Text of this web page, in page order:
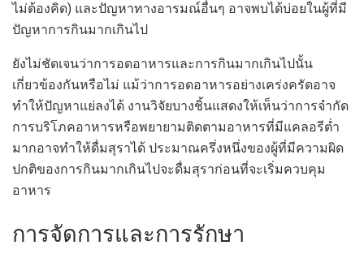
ไม่ต้องคิด) และปัญหาทางอารมณ์อื่นๆ อาจพบได้บ่อยในผู้ที่มี
ปัญหาการกินมากเกินไป
ยังไม่ชัดเจนว่าการอดอาหารและการกินมากเกินไปนั้น
เกี่ยวข้องกันหรือไม่ แม้ว่าการอดอาหารอย่างเคร่งครัดอาจ
ทำให้ปัญหาแย่ลงได้ งานวิจัยบางชิ้นแสดงให้เห็นว่าการจำกัด
การบริโภคอาหารหรือพยายามติดตามอาหารที่มีแคลอรีต่ำ
มากอาจทำให้ดื่มสุราได้ ประมาณครึ่งหนึ่งของผู้ที่มีความผิด
ปกติของการกินมากเกินไปจะดื่มสุราก่อนที่จะเริ่มควบคุม
อาหาร
การจัดการและการรักษา